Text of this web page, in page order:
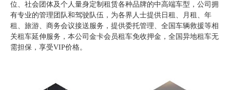
位、社会团体及个人量身定制租赁各种品牌的中高端车型，公司拥
有专业的管理团队和驾驶队伍，为各界人士提供日租、月租、年
租、旅游、商务会议接送服务，提供委托管理、全国车辆救援等相
关租车延伸服务，本公司金卡会员租车免收押金，全国异地租车无
需担保，享受VIP价格。